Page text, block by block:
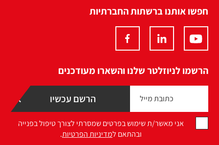
חפשו אותנו ברשתות החברתיות
הרשמו לניוזלטר שלנו והשארו מעודכנים
אני מאשר/ת שימוש בפרטים שמסרתי לצורך טיפול בפנייה
ובהתאם למדיניות הפרטיות.